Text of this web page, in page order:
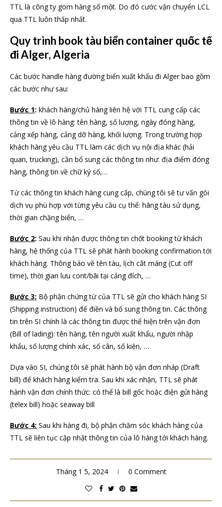
TTL là công ty gom hàng số một. Do đó cước vận chuyển LCL
qua TTL luôn thấp nhất.
Quy trình book tàu biển container quốc tế
đi Alger, Algeria
Các bước handle hàng đường biển xuất khẩu đi Alger bao gồm
các bước như sau:
Bước 1: khách hàng/chủ hàng liên hệ với TTL cung cấp các
thông tin về lô hàng: tên hàng, số lượng, ngày đóng hàng,
cảng xếp hàng, cảng dỡ hàng, khối lượng. Trong trường hợp
khách hàng yêu cầu TTL làm các dịch vụ nội địa khác (hải
quan, trucking), cần bổ sung các thông tin như: địa điểm đóng
hàng, thông tin về chữ ký số,…
Từ các thông tin khách hàng cung cấp, chúng tôi sẽ tư vấn gói
dịch vụ phù hợp với từng yêu cầu cụ thể: hãng tàu sử dụng,
thời gian chặng biển, …
Bước 2: Sau khi nhận được thông tin chốt booking từ khách
hàng, hệ thống của TTL sẽ phát hành booking confirmation tới
khách hàng. Thông báo về tên tàu, lịch cắt máng (Cut off
time), thời gian lưu cont/bãi tại cảng đích, …
Bước 3: Bộ phận chứng từ của TTL sẽ gửi cho khách hàng SI
(Shipping instruction) để điền và bổ sung thông tin. Các thông
tin trên SI chính là các thông tin được thể hiện trên vận đơn
(Bill of lading): tên hàng, tên người xuất khẩu, người nhập
khẩu, số lượng chính xác, số cân, số kiện, …
Dựa vào SI, chúng tôi sẽ phát hành bộ vận đơn nháp (Draft
bill) để khách hàng kiểm tra. Sau khi xác nhận, TTL sẽ phát
hành vận đơn chính thức: có thể là bill gốc hoặc điện gửi hàng
(telex bill) hoặc seaway bill
Bước 4: Sau khi hàng đi, bộ phận chăm sóc khách hàng của
TTL sẽ liên tục cập nhật thông tin của lô hàng tới khách hàng.
Tháng 1 5, 2024 0 Comment